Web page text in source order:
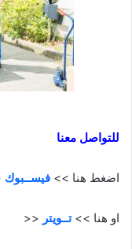
للتواصل معنا
اضغط هنا >> فيســبوك
او هنا >>تــويتر <<